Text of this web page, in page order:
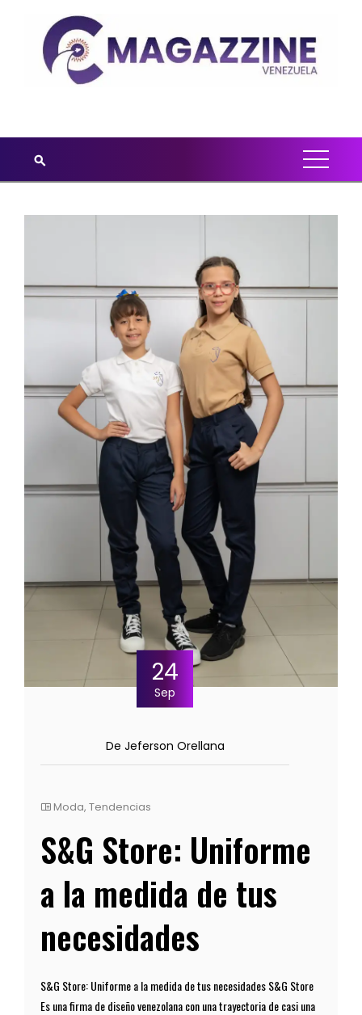
24
Sep
De Jeferson Orellana
Moda, Tendencias
S&G Store: Uniforme
a la medida de tus
necesidades
S&G Store: Uniforme a la medida de tus necesidades S&G Store
Es una firma de diseño venezolana con una trayectoria de casi una